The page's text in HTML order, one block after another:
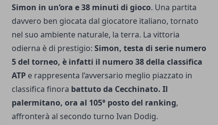
Simon in un’ora e 38 minuti di gioco. Una partita
davvero ben giocata dal giocatore italiano, tornato
nel suo ambiente naturale, la terra. La vittoria
odierna è di prestigio: Simon, testa di serie numero
5 del torneo, è infatti il numero 38 della classifica
ATP e rappresenta l’avversario meglio piazzato in
classifica finora battuto da Cecchinato. Il
palermitano, ora al 105° posto del ranking,
affronterà al secondo turno Ivan Dodig.